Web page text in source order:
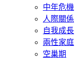
中年危機
人際關係
自我成長
兩性家庭
空巢期